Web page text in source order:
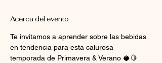
Acerca del evento
Te invitamos a aprender sobre las bebidas
en tendencia para esta calurosa
temporada de Primavera & Verano 🥥🍋